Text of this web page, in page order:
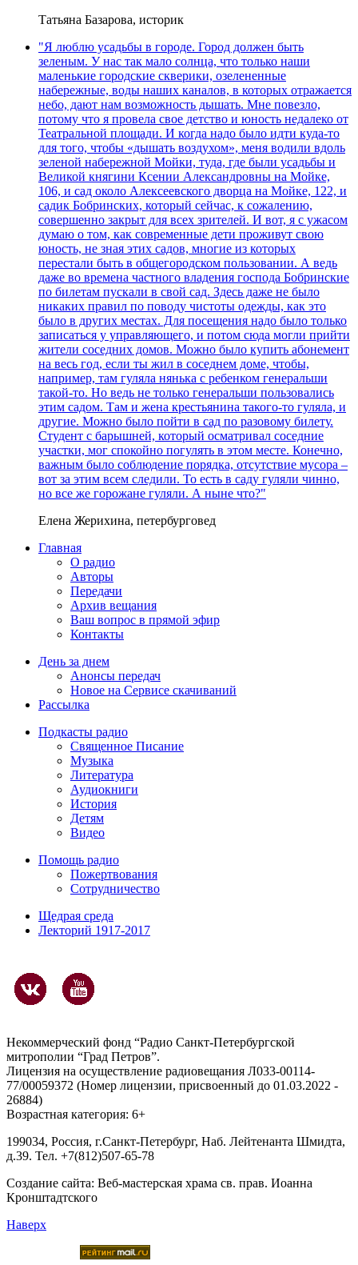
Татьяна Базарова, историк
"Я люблю усадьбы в городе. Город должен быть
зеленым. У нас так мало солнца, что только наши
маленькие городские скверики, озелененные
набережные, воды наших каналов, в которых отражается
небо, дают нам возможность дышать. Мне повезло,
потому что я провела свое детство и юность недалеко от
Театральной площади. И когда надо было идти куда-то
для того, чтобы «дышать воздухом», меня водили вдоль
зеленой набережной Мойки, туда, где были усадьбы и
Великой княгини Ксении Александровны на Мойке,
106, и сад около Алексеевского дворца на Мойке, 122, и
садик Бобринских, который сейчас, к сожалению,
совершенно закрыт для всех зрителей. И вот, я с ужасом
думаю о том, как современные дети проживут свою
юность, не зная этих садов, многие из которых
перестали быть в общегородском пользовании. А ведь
даже во времена частного владения господа Бобринские
по билетам пускали в свой сад. Здесь даже не было
никаких правил по поводу чистоты одежды, как это
было в других местах. Для посещения надо было только
записаться у управляющего, и потом сюда могли прийти
жители соседних домов. Можно было купить абонемент
на весь год, если ты жил в соседнем доме, чтобы,
например, там гуляла нянька с ребенком генеральши
такой-то. Но ведь не только генеральши пользовались
этим садом. Там и жена крестьянина такого-то гуляла, и
другие. Можно было пойти в сад по разовому билету.
Студент с барышней, который осматривал соседние
участки, мог спокойно погулять в этом месте. Конечно,
важным было соблюдение порядка, отсутствие мусора –
вот за этим всем следили. То есть в саду гуляли чинно,
но все же горожане гуляли. А ныне что?"
Елена Жерихина, петербурговед
Главная
О радио
Авторы
Передачи
Архив вещания
Ваш вопрос в прямой эфир
Контакты
День за днем
Анонсы передач
Новое на Сервисе скачиваний
Рассылка
Подкасты радио
Священное Писание
Музыка
Литература
Аудиокниги
История
Детям
Видео
Помощь радио
Пожертвования
Сотрудничество
Щедрая среда
Лекторий 1917-2017
Некоммерческий фонд “Радио Санкт-Петербургской
митрополии “Град Петров”.
Лицензия на осуществление радиовещания Л033-00114-
77/00059372 (Номер лицензии, присвоенный до 01.03.2022 -
26884)
Возрастная категория: 6+
199034, Россия, г.Санкт-Петербург, Наб. Лейтенанта Шмидта,
д.39. Тел. +7(812)507-65-78
Создание сайта: Веб-мастерская храма св. прав. Иоанна
Кронштадтского
Наверх